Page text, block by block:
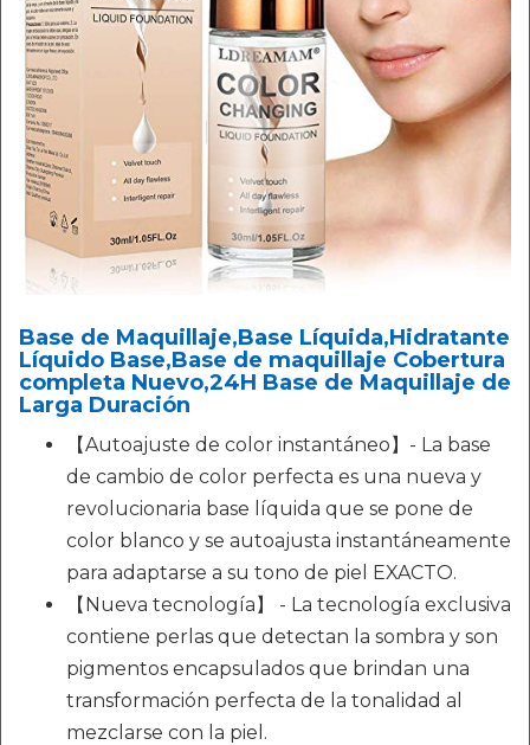
Base de Maquillaje,Base Líquida,Hidratante
Líquido Base,Base de maquillaje Cobertura
completa Nuevo,24H Base de Maquillaje de
Larga Duración
【Autoajuste de color instantáneo】- La base
de cambio de color perfecta es una nueva y
revolucionaria base líquida que se pone de
color blanco y se autoajusta instantáneamente
para adaptarse a su tono de piel EXACTO.
【Nueva tecnología】 - La tecnología exclusiva
contiene perlas que detectan la sombra y son
pigmentos encapsulados que brindan una
transformación perfecta de la tonalidad al
mezclarse con la piel.